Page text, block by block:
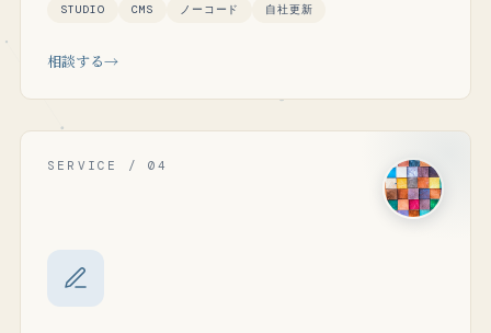
STUDIO CMS ノーコード 自社更新
相談する
SERVICE / 04